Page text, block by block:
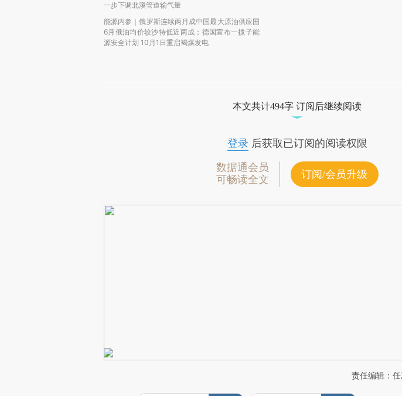
一步下调北溪管道输气量
能源内参｜俄罗斯连续两月成中国最大原油供应国
6月俄油均价较沙特低近两成；德国宣布一揽子能
源安全计划 10月1日重启褐煤发电
本文共计494字 订阅后继续阅读
登录后获取已订阅的阅读权限
数据通会员
可畅读全文
订阅/会员升级
责任编辑：